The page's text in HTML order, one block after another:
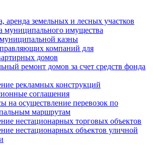
аренда земельных и лесных участков
муниципального имущества
казны
компаний для
домов
ремонт домов за счет средств фонда
рекламных конструкций
соглашения
на осуществление перевозок по
маршрутам
нестационарных торговых объектов
нестационарных объектов уличной